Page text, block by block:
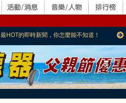
最HOT的即時新聞，你怎麼能不知道！